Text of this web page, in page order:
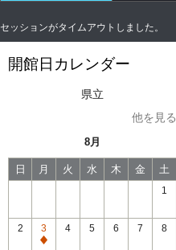
セッションがタイムアウトしました。
開館日カレンダー
県立
他を見る
8月
日 月 火 水 木 金 土
1
2
3
通
4 5 6 7 8